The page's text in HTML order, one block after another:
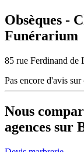
Obsèques -
Funérarium
85 rue Ferdinand de
Pas encore d'avis sur
Nous
agences sur